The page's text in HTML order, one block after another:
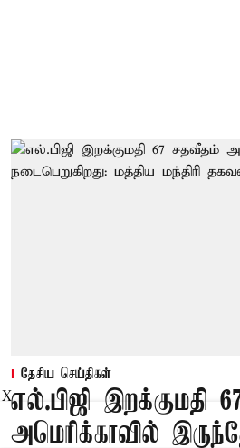
தேசிய செய்திகள்
எல்.பிஜி இறக்குமதி
அமெரிக்காவில்
X